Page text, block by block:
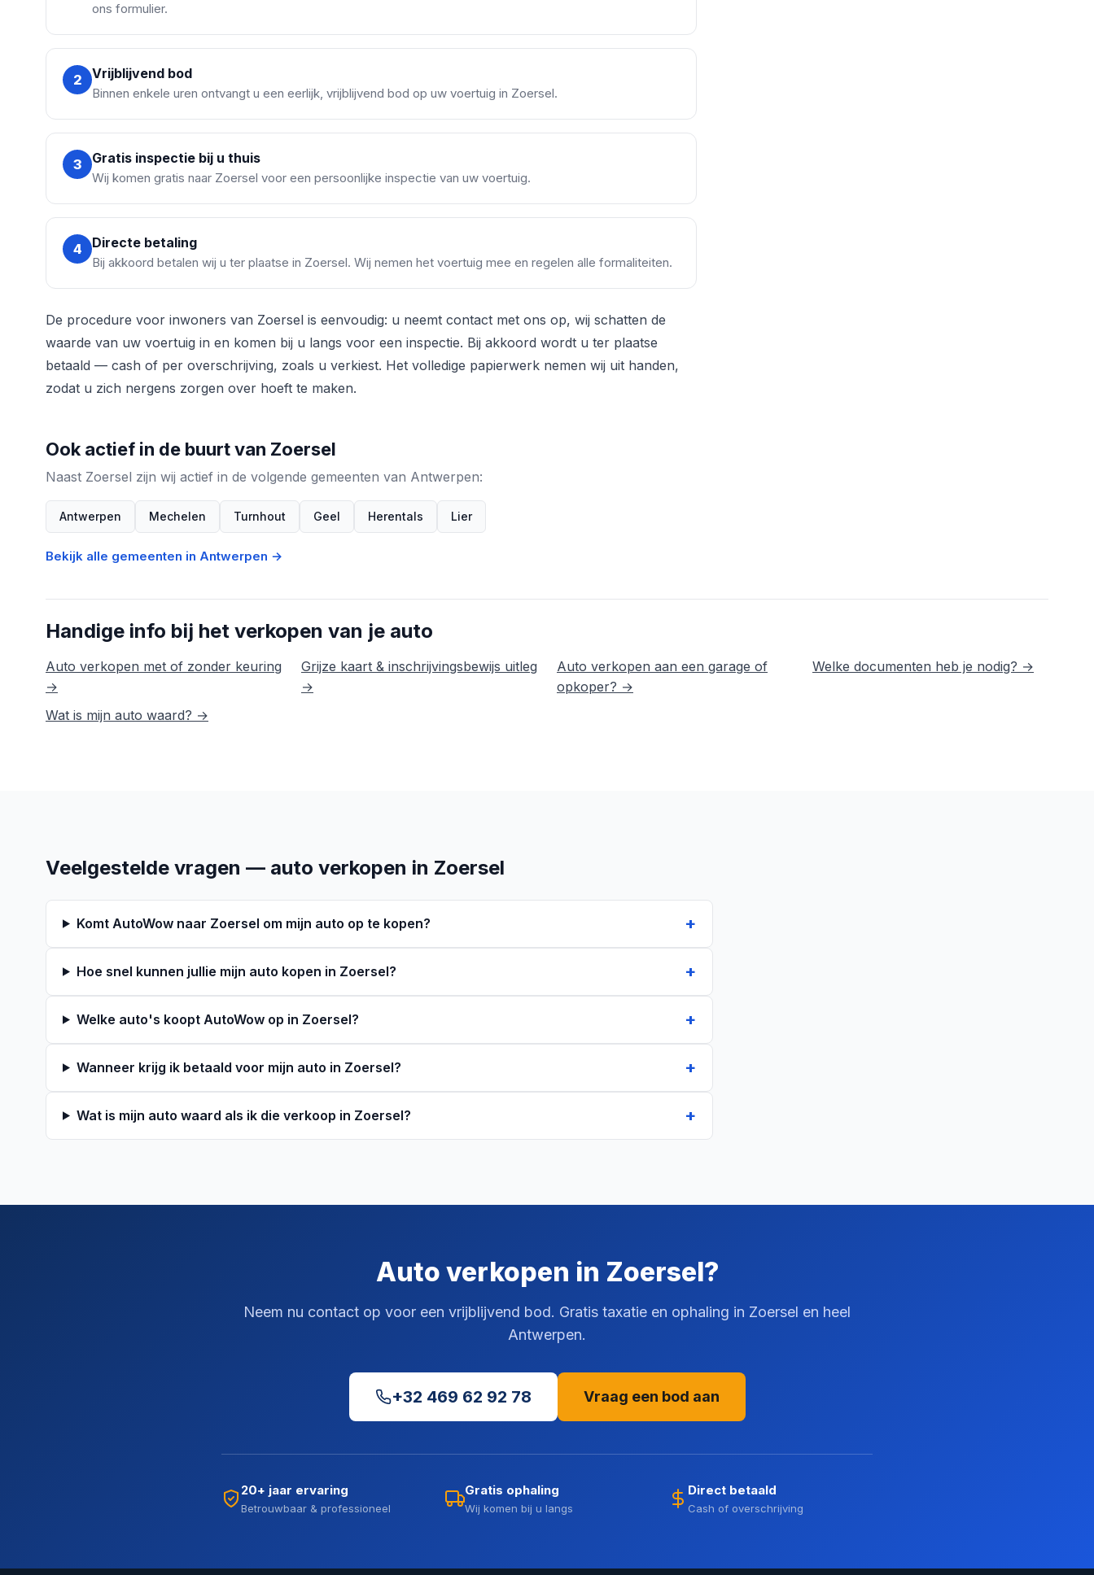
ons formulier.
2 Vrijblijvend bod
Binnen enkele uren ontvangt u een eerlijk, vrijblijvend bod op uw voertuig in Zoersel.
3 Gratis inspectie bij u thuis
Wij komen gratis naar Zoersel voor een persoonlijke inspectie van uw voertuig.
4 Directe betaling
Bij akkoord betalen wij u ter plaatse in Zoersel. Wij nemen het voertuig mee en regelen alle formaliteiten.
De procedure voor inwoners van Zoersel is eenvoudig: u neemt contact met ons op, wij schatten de
waarde van uw voertuig in en komen bij u langs voor een inspectie. Bij akkoord wordt u ter plaatse
betaald — cash of per overschrijving, zoals u verkiest. Het volledige papierwerk nemen wij uit handen,
zodat u zich nergens zorgen over hoeft te maken.
Ook actief in de buurt van Zoersel
Naast Zoersel zijn wij actief in de volgende gemeenten van Antwerpen:
Antwerpen Mechelen Turnhout Geel Herentals Lier
Bekijk alle gemeenten in Antwerpen →
Handige info bij het verkopen van je auto
Auto verkopen met of zonder keuring
→
Grijze kaart & inschrijvingsbewijs uitleg
→
Auto verkopen aan een garage of
opkoper? →
Welke documenten heb je nodig? →
Wat is mijn auto waard? →
Veelgestelde vragen — auto verkopen in Zoersel
Komt AutoWow naar Zoersel om mijn auto op te kopen?
Hoe snel kunnen jullie mijn auto kopen in Zoersel?
Welke auto's koopt AutoWow op in Zoersel?
Wanneer krijg ik betaald voor mijn auto in Zoersel?
Wat is mijn auto waard als ik die verkoop in Zoersel?
Auto verkopen in Zoersel?
Neem nu contact op voor een vrijblijvend bod. Gratis taxatie en ophaling in Zoersel en heel
Antwerpen.
+32 469 62 92 78 Vraag een bod aan
20+ jaar ervaring
Betrouwbaar & professioneel
Gratis ophaling
Wij komen bij u langs
Direct betaald
Cash of overschrijving